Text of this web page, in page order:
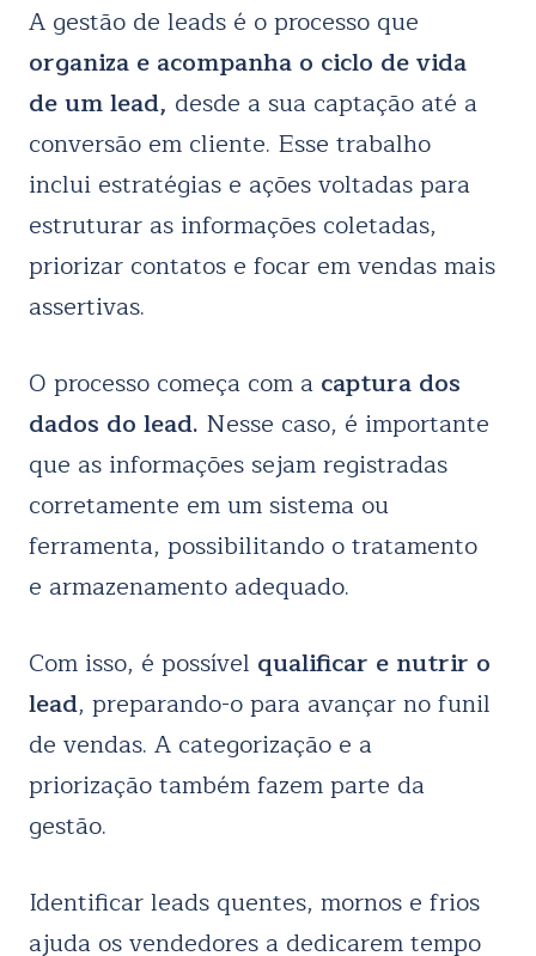
A gestão de leads é o processo que
organiza e acompanha o ciclo de vida
de um lead, desde a sua captação até a
conversão em cliente. Esse trabalho
inclui estratégias e ações voltadas para
estruturar as informações coletadas,
priorizar contatos e focar em vendas mais
assertivas.
O processo começa com a captura dos
dados do lead. Nesse caso, é importante
que as informações sejam registradas
corretamente em um sistema ou
ferramenta, possibilitando o tratamento
e armazenamento adequado.
Com isso, é possível qualificar e nutrir o
lead, preparando-o para avançar no funil
de vendas. A categorização e a
priorização também fazem parte da
gestão.
Identificar leads quentes, mornos e frios
ajuda os vendedores a dedicarem tempo